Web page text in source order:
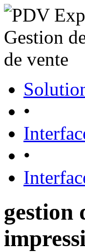
•
•
gestion